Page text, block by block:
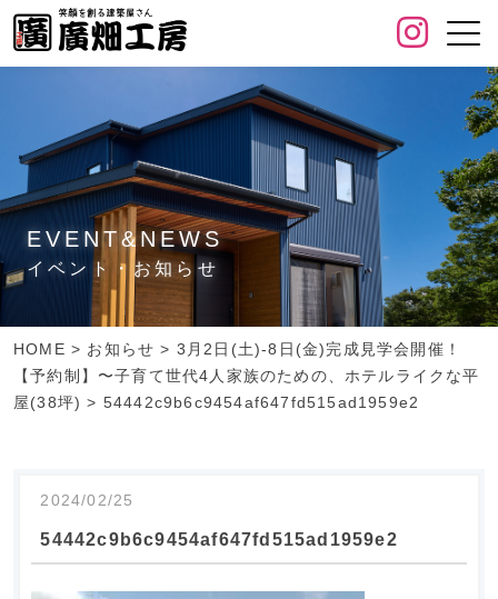
EVENT&NEWS
イベント・お知らせ
HOME > お知らせ > 3月2日(土)-8日(金)完成見学会開催！
【予約制】〜子育て世代4人家族のための、ホテルライクな平
屋(38坪) > 54442c9b6c9454af647fd515ad1959e2
54442c9b6c9454af647fd515ad1959e2
2024/02/25